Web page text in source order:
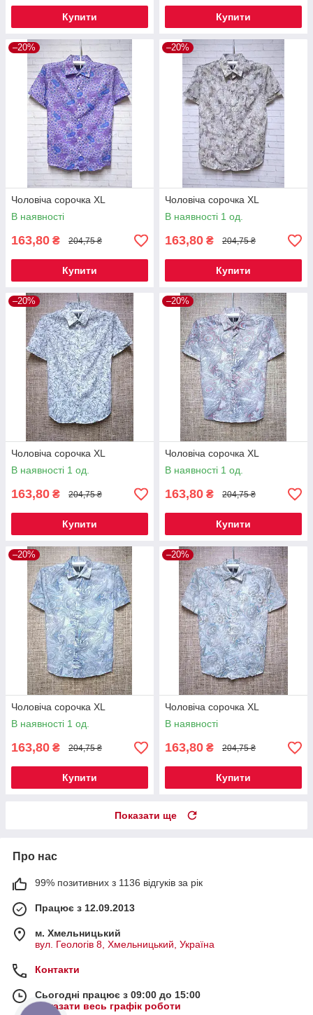
Купити Купити
–20%
Чоловіча сорочка XL
В наявності
163,80 ₴ 204,75 ₴
Купити
–20%
Чоловіча сорочка XL
В наявності 1 од.
163,80 ₴ 204,75 ₴
Купити
–20%
Чоловіча сорочка XL
В наявності 1 од.
163,80 ₴ 204,75 ₴
Купити
–20%
Чоловіча сорочка XL
В наявності 1 од.
163,80 ₴ 204,75 ₴
Купити
–20%
Чоловіча сорочка XL
В наявності 1 од.
163,80 ₴ 204,75 ₴
Купити
–20%
Чоловіча сорочка XL
В наявності
163,80 ₴ 204,75 ₴
Купити
Показати ще
Про нас
99% позитивних з 1136 відгуків за рік
Працює з 12.09.2013
м. Хмельницький
вул. Геологів 8, Хмельницький, Україна
Контакти
Сьогодні працює з 09:00 до 15:00
Показати весь графік роботи